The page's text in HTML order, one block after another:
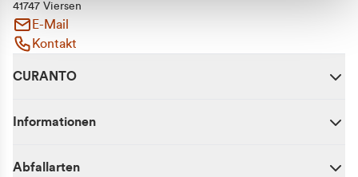
41747 Viersen
E-Mail
Kontakt
CURANTO
Informationen
Abfallarten